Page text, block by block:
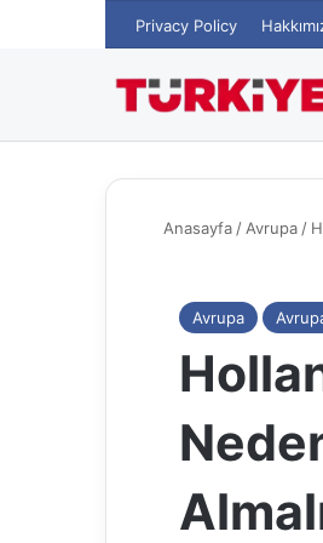
Privacy Policy
Anasayfa / Avrupa /
Avrupa